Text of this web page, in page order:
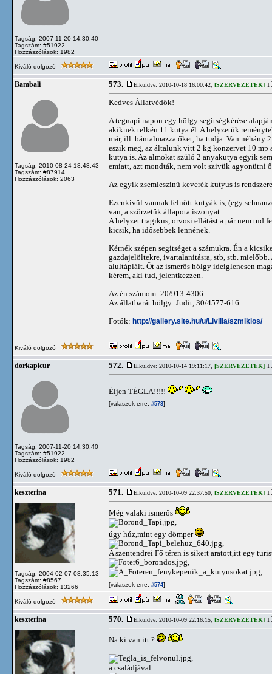
Tagság: 2007-11-20 14:30:40
Tagszám: #51922
Hozzászólások: 1982
Kiváló dolgozó
Bambali
Tagság: 2010-08-24 18:48:43
Tagszám: #87914
Hozzászólások: 2063
573. Elküldve: 2010-10-18 16:00:42, [SZERVEZETEK]
Kedves Állatvédők!
A tegnapi napon egy hölgy segitségkérése
akiknek telkén 11 kutya él. A helyzetük
már, ill. bántalmazza őket, ha tudja. Van néhány
eszik meg, az általunk vitt 2 kg konzervet 10
kutya is. Az almokat szülő 2 anyakutya egyik
emiatt, azt mondták, nem volt szivük agyonütni
Az egyik zsemleszinű keverék kutyus is
Ezenkivül vannak felnőtt kutyák is, (egy
van, a szőrzetük állapota iszonyat.
A helyzet tragikus, orvosi ellátást a pár nem tud
kicsik, ha idősebbek lennének.
Kérnék szépen segitséget a számukra. Én a
gazdajelöltekre, ivartalanitásra, stb, stb.
alultáplált. Őt az ismerős hölgy ideiglenesen
kérem, aki tud, jelentkezzen.
Az én számom: 20/913-4306
Az állatbarát hölgy: Judit, 30/4577-616
Fotók: http://gallery.site.hu/u/Livilla/szmiklos/
Kiváló dolgozó
dorkapicur
Tagság: 2007-11-20 14:30:40
Tagszám: #51922
Hozzászólások: 1982
572. Elküldve: 2010-10-14 19:11:17, [SZERVEZETEK]
Éljen TÉGLA!!!!!
[válaszok erre: #573]
Kiváló dolgozó
keszterina
Tagság: 2004-02-07 08:35:13
Tagszám: #8567
Hozzászólások: 13266
571. Elküldve: 2010-10-09 22:37:50, [SZERVEZETEK]
Még valaki ismerős
úgy húz,mint egy dömper
A szentendrei Fő téren is sikert aratott,itt egy
[válaszok erre: #574]
Kiváló dolgozó
keszterina 570. Elküldve: 2010-10-09 22:16:15, [SZERVEZETEK]
Na ki van itt ?
a családjával